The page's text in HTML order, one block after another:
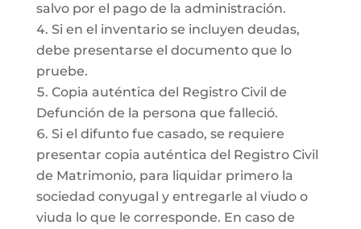
salvo por el pago de la administración.
Si en el inventario se incluyen deudas,
debe presentarse el documento que lo
pruebe.
Copia auténtica del Registro Civil de
Defunción de la persona que falleció.
Si el difunto fue casado, se requiere
presentar copia auténtica del Registro Civil
de Matrimonio, para liquidar primero la
sociedad conyugal y entregarle al viudo o
viuda lo que le corresponde. En caso de